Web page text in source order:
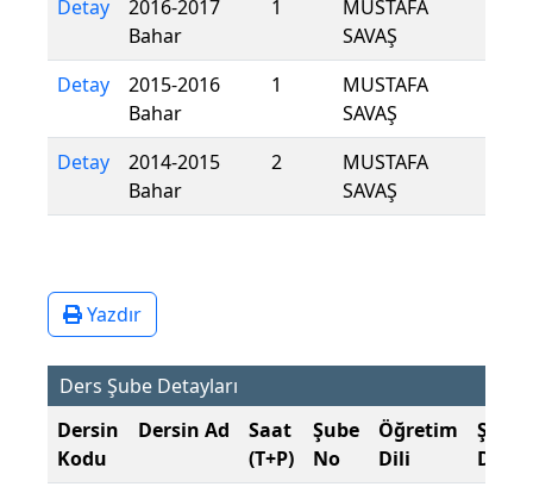
Detay
2016-2017
Bahar
1
MUSTAFA
SAVAŞ
Detay
2015-2016
Bahar
1
MUSTAFA
SAVAŞ
Detay
2014-2015
Bahar
2
MUSTAFA
SAVAŞ
Yazdır
Ders Şube Detayları
Dersin
Kodu
Dersin Ad
Saat
(T+P)
Şube
No
Öğretim
Dili
Şube